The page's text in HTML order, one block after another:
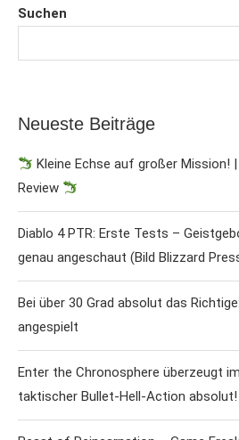
Suchen
Neueste Beiträge
Kleine Echse auf großer Mission!
Review
Diablo 4 PTR: Erste Tests –
genau angeschaut (Bild Blizzard
Bei über 30 Grad absolut das
angespielt
Enter the Chronosphere überzeugt
taktischer Bullet-Hell-Action absolut!